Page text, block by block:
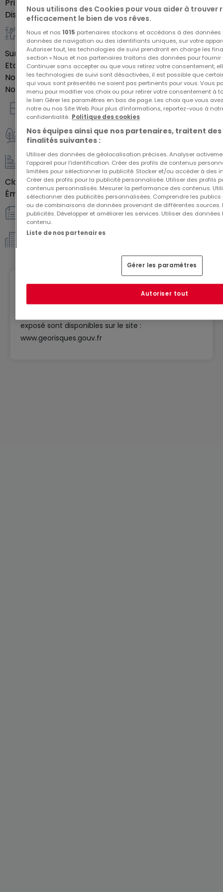
aménager un intérieur qui vous ressemble.
Prix de vente 207 900 €
Disponibilitéautre
Général
Surface habitable64,38m²
Etage du bien1
Nombre de pièces3
Nombre de chambres2
Intérieur
Extérieur
Energie / Chauffage
Classe énergétiqueVide
Émission de gaz à effet de serre (GES)Vide
Autres
exposé sont disponibles sur le site :
www.georisques.gouv.fr
Nous utilisons des Cookies pour vous aider à trouver
efficacement le bien de vos rêves.
Nous et nos 1015 partenaires stockons et accédons à des
données de navigation ou des identifiants uniques, sur votre
Autoriser tout, les technologies de suivi prendront en charge les
section « Nous et nos partenaires traitons des données pour fournir
Continuer sans accepter ou que vous retirez votre consentement,
les technologies de suivi sont désactivées, il est possible que
qui vous sont présentés ne soient pas pertinents pour vous. Vous
menu pour modifier vos choix ou pour retirer votre consentement à
le lien Gérer les paramètres en bas de page. Les choix que vous
notre ou nos Site Web. Pour plus d’informations, reportez-vous à
confidentialité. Politique des cookies
Nos équipes ainsi que nos partenaires, traitent
finalités suivantes :
Utiliser des données de géolocalisation précises. Analyser
l’appareil pour l’identification. Créer des profils de contenus
limitées pour sélectionner la publicité. Stocker et/ou accéder à des
Créer des profils pour la publicité personnalisée. Utiliser des profils
contenus personnalisés. Mesurer la performance des contenus.
sélectionner des publicités personnalisées. Comprendre les
ou de combinaisons de données provenant de différentes sources.
publicités. Développer et améliorer les services. Utiliser des
contenu.
Liste de nos partenaires
Gérer les paramètres
Autoriser tout